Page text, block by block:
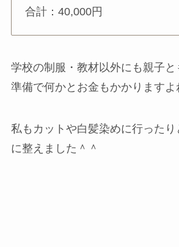
合計：40,000円
学校の制服・教材以外にも親子
準備で何かとお金もかかりますよ
私もカットや白髪染めに行ったり
に整えました＾＾